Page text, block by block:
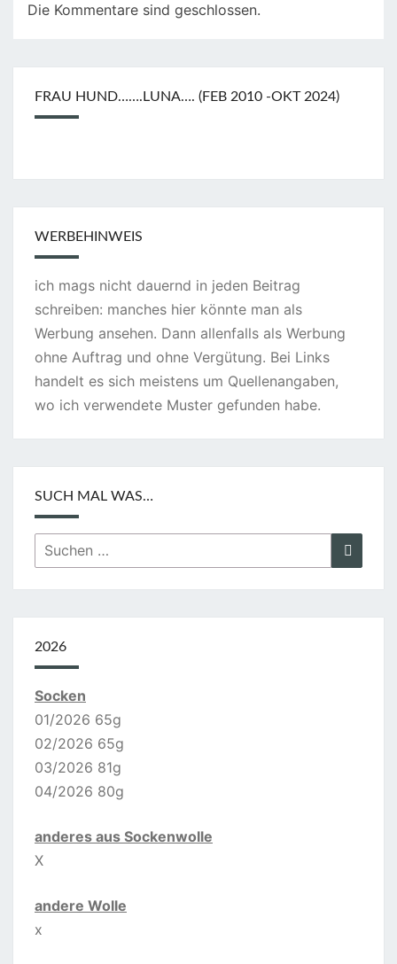
R
Die Kommentare sind geschlossen.
FRAU HUND…….LUNA…. (FEB 2010 -OKT 2024)
WERBEHINWEIS
ich mags nicht dauernd in jeden Beitrag
schreiben: manches hier könnte man als
Werbung ansehen. Dann allenfalls als Werbung
ohne Auftrag und ohne Vergütung. Bei Links
handelt es sich meistens um Quellenangaben,
wo ich verwendete Muster gefunden habe.
SUCH MAL WAS…
Suchen
nach:
2026
Socken
01/2026 65g
02/2026 65g
03/2026 81g
04/2026 80g
anderes aus Sockenwolle
X
andere Wolle
x